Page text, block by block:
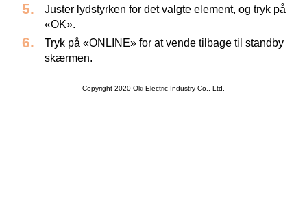
Juster lydstyrken for det valgte element, og tryk på
«OK».
Tryk på «ONLINE» for at vende tilbage til standby
skærmen.
Copyright 2020 Oki Electric Industry Co., Ltd.